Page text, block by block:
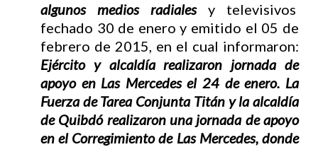
algunos medios radialesy televisivos
fechado 30 de enero y emitido el 05 de
febrero de 2015, en el cual informaron:
Ejército y alcaldía realizaron jornada de
apoyo en Las Mercedes el 24 de enero. La
Fuerza de Tarea Conjunta Titán y la alcaldía
de Quibdó realizaron una jornada de apoyo
en el Corregimiento de Las Mercedes, donde